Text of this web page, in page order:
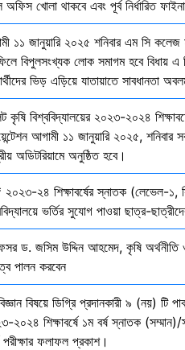
খোলা থাকবে এবং পূর্ব নির্ধারিত
১১ জানুয়ারি ২০২৫ শনিবার এম সি
বিপুলসংখ্যক লোক সমাগম হবে বিধায় এ
ভিড় এড়িয়ে যাতায়াতে সাবধানতা
কৃষি বিশ্ববিদ্যালয়ের ২০২৩-২০২৪
আগামী ১১ জানুয়ারি ২০২৫, শনিবার
অডিটরিয়ামে অনুষ্ঠিত হবে।
২৪ শিক্ষাবর্ষের স্নাতক (লেভেল-১,
ভর্তির সুযোগ পাওয়া ছাত্র-
ড. জসিম উদ্দিন আহমেদ, কৃষি অর্থনীতি
পালন করবেন
বিষয়ে ডিগ্রি প্রদানকারী ৯ (নয়) টি
২০২৪ শিক্ষাবর্ষে ১ম বর্ষ স্নাতক
পরীক্ষার ফলাফল প্রকাশ।